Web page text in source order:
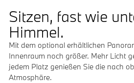
Sitzen, fast wie
Himmel.
Mit dem optional erhältlichen
Innenraum noch größer. Mehr Licht
jedem Platz genießen Sie die nach
Atmosphäre.